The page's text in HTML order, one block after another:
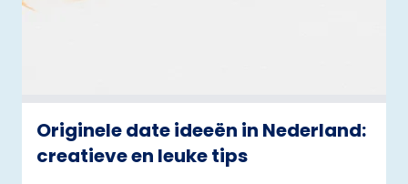
Originele date ideeën in Nederland:
creatieve en leuke tips